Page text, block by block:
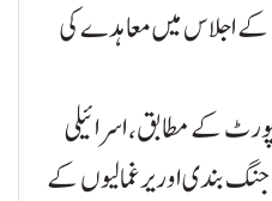
کے اجلاس میں معاہدے کی
کے مطابق، اسرائیلی
بندی اور یرغمالیوں کے